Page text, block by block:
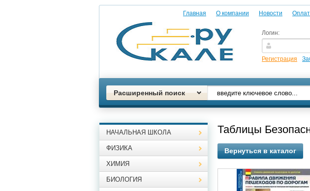
Главная О компании Новости
Логин:
Регистрация
Расширенный поиск
НАЧАЛЬНАЯ ШКОЛА
ФИЗИКА
ХИМИЯ
БИОЛОГИЯ
Таблицы
Вернуться в каталог